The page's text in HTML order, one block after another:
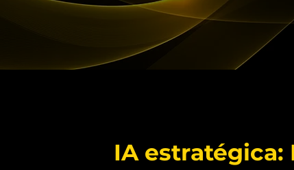
IA estratégica: